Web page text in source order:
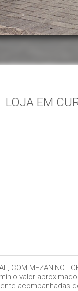
LOJA EM
COM MEZANINO -
valor aproximado
acompanhadas